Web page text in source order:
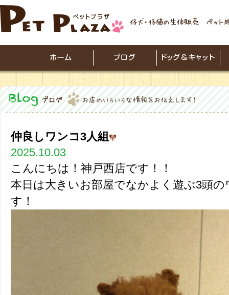
仲良しワンコ3人組
2025.10.03
こんにちは！神戸西店です！！
本日は大きいお部屋でなかよく遊ぶ3頭
す！